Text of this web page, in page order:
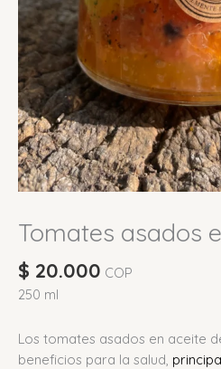
Tomates asados
$ 20.000 COP
250 ml
Los tomates asados en aceite
beneficios para la salud,